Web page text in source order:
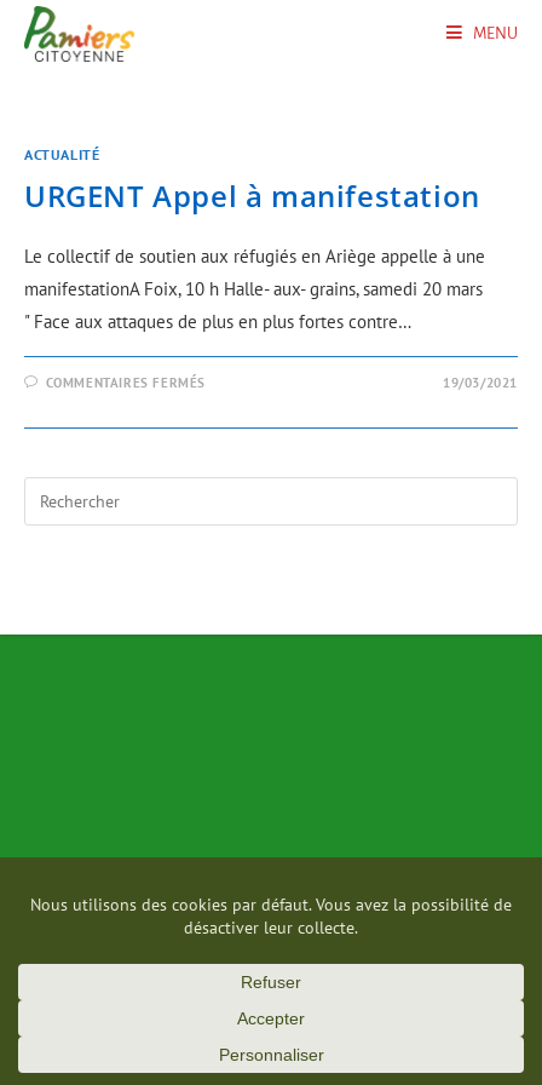
MENU
ACTUALITÉ
URGENT Appel à manifestation
Le collectif de soutien aux réfugiés en Ariège appelle à une
manifestationA Foix, 10 h Halle- aux- grains, samedi 20 mars
" Face aux attaques de plus en plus fortes contre…
COMMENTAIRES FERMÉS 19/03/2021